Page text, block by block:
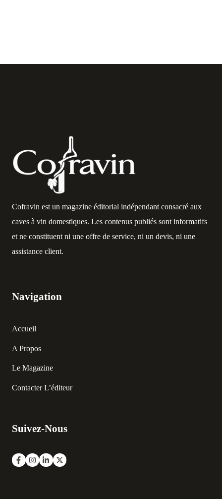
Cofravin est un magazine éditorial indépendant consacré aux
caves à vin domestiques. Les contenus publiés sont informatifs
et ne constituent ni une offre de service, ni un devis, ni une
assistance client.
Navigation
Accueil
A Propos
Le Magazine
Contacter L’éditeur
Suivez-Nous